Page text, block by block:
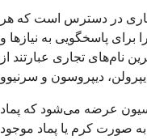
در دسترس است که هر
پاسخگویی به نیازها و
نام‌های تجاری عبارتند از
عرضه می‌شود که پماد
صورت کرم یا پماد موجود